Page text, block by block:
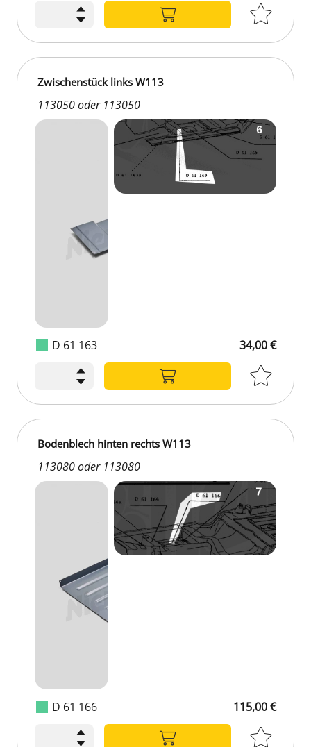
D 61 163
Zwischenstück links W113
113050 oder 113050
34,00 €
D 61 166
Bodenblech hinten rechts W113
113080 oder 113080
115,00 €